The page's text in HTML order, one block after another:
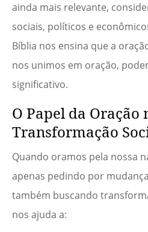
ainda mais relevante,
sociais, políticos e
Bíblia nos ensina que a
nos unimos em oração,
significativo.
O Papel da Oração
Transformação
Quando oramos pela nossa
apenas pedindo por
também buscando
nos ajuda a: